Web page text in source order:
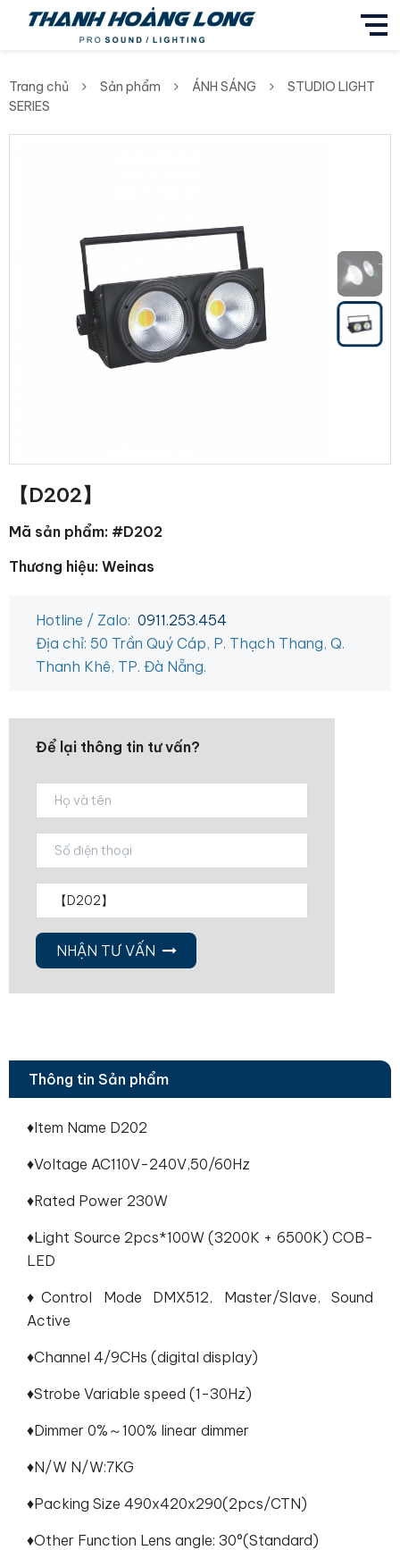
Trang chủ Sản phẩm ÁNH SÁNG
STUDIO LIGHT
SERIES
【D202】
Mã sản phẩm: #D202
Thương hiệu: Weinas
Hotline / Zalo: 0911.253.454
Địa chỉ: 50 Trần Quý Cáp, P. Thạch Thang, Q.
Thanh Khê, TP. Đà Nẵng.
Để lại thông tin tư vấn?
NHẬN TƯ VẤN
Thông tin Sản phẩm
♦Item Name D202
♦Voltage AC110V-240V,50/60Hz
♦Rated Power 230W
♦Light Source 2pcs*100W (3200K + 6500K) COB-
LED
♦Control Mode DMX512, Master/Slave, Sound
Active
♦Channel 4/9CHs (digital display)
♦Strobe Variable speed (1-30Hz)
♦Dimmer 0%～100% linear dimmer
♦N/W N/W:7KG
♦Packing Size 490x420x290(2pcs/CTN)
♦Other Function Lens angle: 30°(Standard)